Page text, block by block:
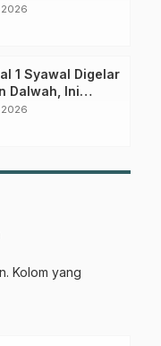
2026
1 Syawal Digelar
Dalwah, Ini
Pasuruan
2026
Kolom yang